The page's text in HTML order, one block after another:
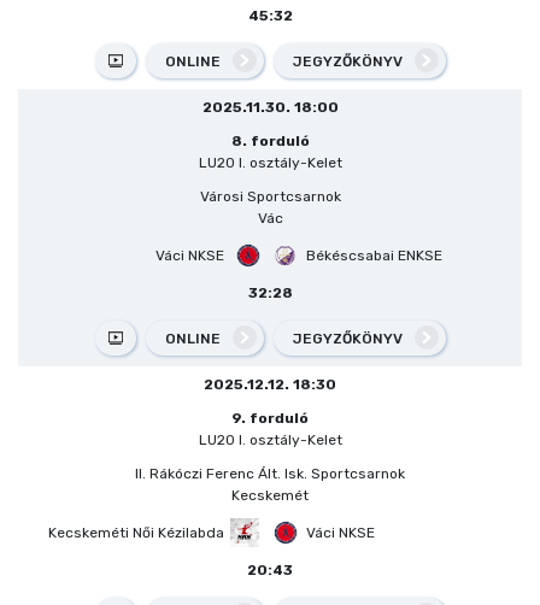
45:32
ONLINE JEGYZŐKÖNYV
2025.11.30. 18:00
8. forduló
LU20 I. osztály-Kelet
Városi Sportcsarnok
Vác
Váci NKSE Békéscsabai ENKSE
32:28
ONLINE JEGYZŐKÖNYV
2025.12.12. 18:30
9. forduló
LU20 I. osztály-Kelet
II. Rákóczi Ferenc Ált. Isk. Sportcsarnok
Kecskemét
Kecskeméti Női Kézilabda Váci NKSE
20:43